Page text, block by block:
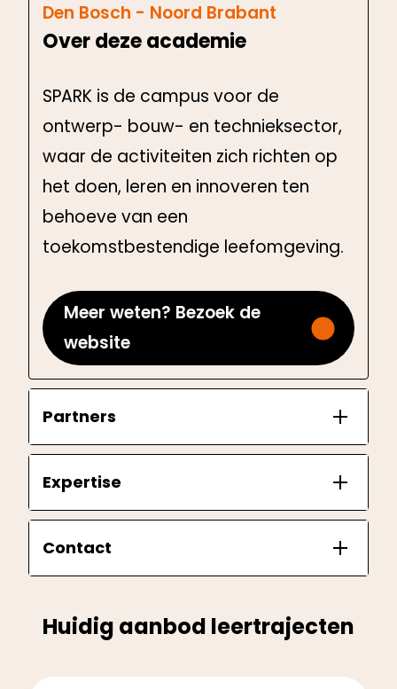
Den Bosch - Noord Brabant
Over deze academie
SPARK is de campus voor de
ontwerp- bouw- en technieksector,
waar de activiteiten zich richten op
het doen, leren en innoveren ten
behoeve van een
toekomstbestendige leefomgeving.
Meer weten? Bezoek de
website
Partners
Expertise
Contact
Huidig aanbod leertrajecten
Directie en Management